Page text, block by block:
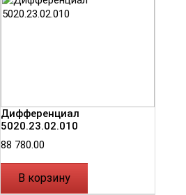
Дифференциал
5020.23.02.010
88 780.00
В корзину